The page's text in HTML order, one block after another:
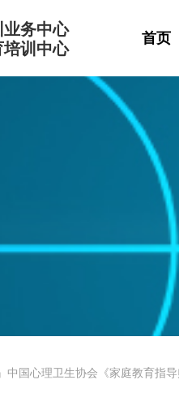
首页
务中心
训中心
中国心理卫生协会《家庭教育指